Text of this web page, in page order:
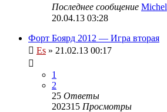
Последнее сообщение Michel
20.04.13 03:28
Форт Боярд 2012 — Игра вторая
Es » 21.02.13 00:17
1
2
25 Ответы
202315 Просмотры